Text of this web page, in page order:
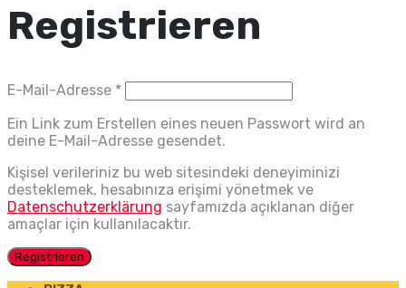
Registrieren
E-Mail-Adresse *
Ein Link zum Erstellen eines neuen Passwort wird an
deine E-Mail-Adresse gesendet.
Kişisel verileriniz bu web sitesindeki deneyiminizi
desteklemek, hesabınıza erişimi yönetmek ve
Datenschutzerklärung sayfamızda açıklanan diğer
amaçlar için kullanılacaktır.
Registrieren